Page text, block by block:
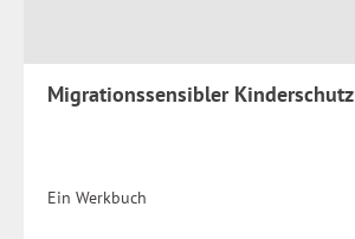
Migrationssensibler Kinderschutz
Ein Werkbuch